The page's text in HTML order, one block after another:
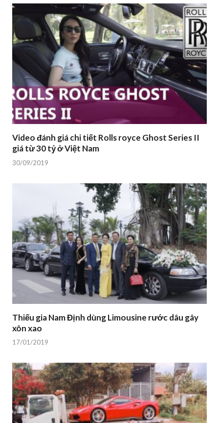
Video đánh giá chi tiết Rolls royce Ghost Series II
giá từ 30 tỷ ở Việt Nam
30/09/2019
Thiếu gia Nam Định dùng Limousine rước dâu gây
xôn xao
17/01/2019